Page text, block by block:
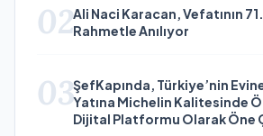
02Ali Naci Karacan, Vefatının 71.
Rahmetle Anılıyor
03ŞefKapında, Türkiye’nin
Yatına Michelin Kalitesinde
Dijital Platformu Olarak Öne